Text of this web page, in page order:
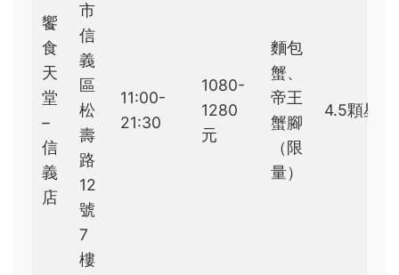
饗
食
天
堂
–
信
義
店
市
信
義
區
松
壽
路
12
號
7
樓
11:00-
21:30
1080-
1280
元
麵包
蟹、
帝王
蟹腳
（限
量）
4.5顆星